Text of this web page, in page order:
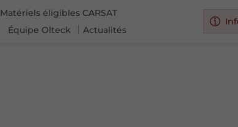
Matériels éligibles CARSAT
Équipe Olteck Actualités